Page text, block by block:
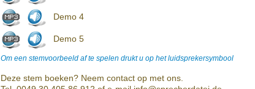
Demo 4
Demo 5
Om een stemvoorbeeld af te spelen drukt u op het luidsprekersymbool
Deze stem boeken? Neem contact op met ons.